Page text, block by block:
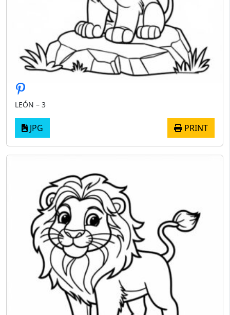
LEÓN – 3
JPG PRINT